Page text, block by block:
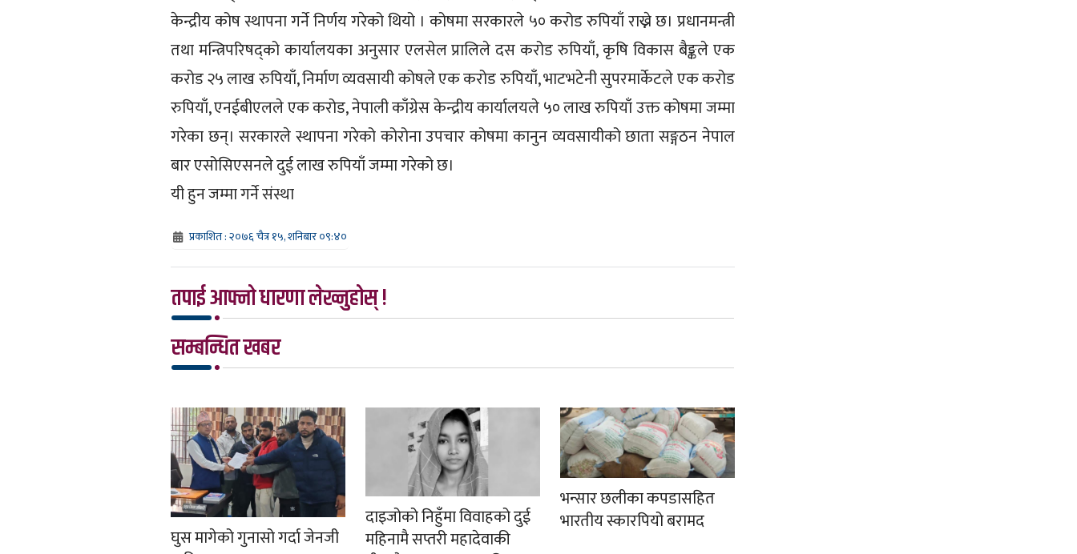
केन्द्रीय कोष स्थापना गर्ने निर्णय गरेको थियो । कोषमा सरकारले ५० करोड रुपियाँ राख्ने छ। प्रधानमन्त्री
तथा मन्त्रिपरिषद्को कार्यालयका अनुसार एलसेल प्रालिले दस करोड रुपियाँ, कृषि विकास बैङ्कले एक
करोड २५ लाख रुपियाँ, निर्माण व्यवसायी कोषले एक करोड रुपियाँ, भाटभटेनी सुपरमार्केटले एक करोड
रुपियाँ, एनईबीएलले एक करोड, नेपाली काँग्रेस केन्द्रीय कार्यालयले ५० लाख रुपियाँ उक्त कोषमा जम्मा
गरेका छन्। सरकारले स्थापना गरेको कोरोना उपचार कोषमा कानुन व्यवसायीको छाता सङ्गठन नेपाल
बार एसोसिएसनले दुई लाख रुपियाँ जम्मा गरेको छ।
यी हुन जम्मा गर्ने संस्था
प्रकाशित : २०७६ चैत्र १५, शनिबार ०९:४०
तपाई आफ्नो धारणा लेख्नुहोस् !
सम्बन्धित खबर
घुस मागेको गुनासो गर्दा जेनजी
दाइजोको निहुँमा विवाहको दुई
महिनामै सप्तरी महादेवाकी
भन्सार छलीका कपडासहित
भारतीय स्कारपियो बरामद